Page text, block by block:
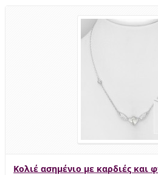
Κολιέ ασημένιο με καρδιές και